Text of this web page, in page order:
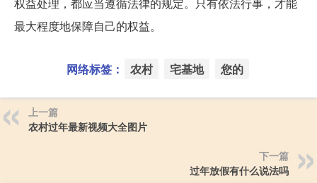
权益处理，都应当遵循法律的规定。只有依法行事，才能
最大程度地保障自己的权益。
网络标签： 农村 宅基地 您的
上一篇
农村过年最新视频大全图片
下一篇
过年放假有什么说法吗